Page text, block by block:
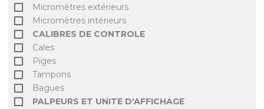
Micromètres extérieurs
Micromètres intérieurs
CALIBRES DE CONTROLE
Cales
Piges
Tampons
Bagues
PALPEURS ET UNITE D'AFFICHAGE